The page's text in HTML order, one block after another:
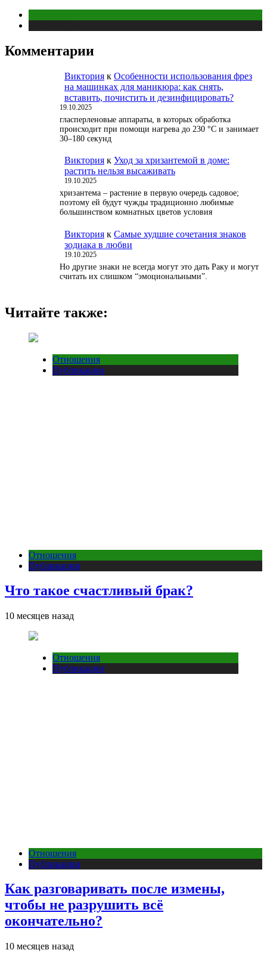
Комментарии
Виктория к Особенности использования фрез
на машинках для маникюра: как снять,
вставить, почистить и дезинфицировать?
19.10.2025
гласперленовые аппараты, в которых обработка
происходит при помощи нагрева до 230 °С и занимает
30–180 секунд
Виктория к Уход за хризантемой в доме:
растить нельзя высаживать
19.10.2025
хризантема – растение в первую очередь садовое;
поэтому ей будут чужды традиционно любимые
большинством комнатных цветов условия
Виктория к Самые худшие сочетания знаков
зодиака в любви
19.10.2025
Но другие знаки не всегда могут это дать Раку и могут
считать их слишком “эмоциональными”.
Читайте также:
Отношения
Публикации
Отношения
Публикации
Что такое счастливый брак?
10 месяцев назад
Отношения
Публикации
Отношения
Публикации
Как разговаривать после измены,
чтобы не разрушить всё
окончательно?
10 месяцев назад